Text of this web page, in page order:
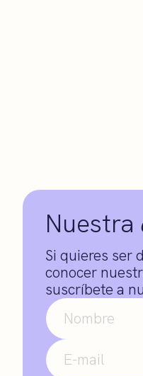
Nuestra
Si quieres ser
conocer
suscríbete a